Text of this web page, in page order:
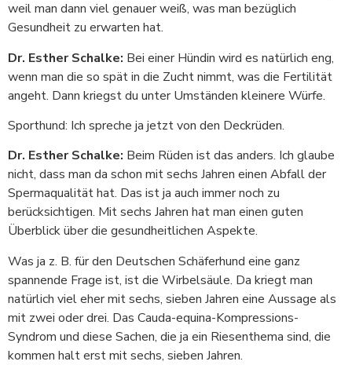
weil man dann viel genauer weiß, was man bezüglich
Gesundheit zu erwarten hat.
Dr. Esther Schalke: Bei einer Hündin wird es natürlich eng,
wenn man die so spät in die Zucht nimmt, was die Fertilität
angeht. Dann kriegst du unter Umständen kleinere Würfe.
Sporthund: Ich spreche ja jetzt von den Deckrüden.
Dr. Esther Schalke: Beim Rüden ist das anders. Ich glaube
nicht, dass man da schon mit sechs Jahren einen Abfall der
Spermaqualität hat. Das ist ja auch immer noch zu
berücksichtigen. Mit sechs Jahren hat man einen guten
Überblick über die gesundheitlichen Aspekte.
Was ja z. B. für den Deutschen Schäferhund eine ganz
spannende Frage ist, ist die Wirbelsäule. Da kriegt man
natürlich viel eher mit sechs, sieben Jahren eine Aussage als
mit zwei oder drei. Das Cauda-equina-Kompressions-
Syndrom und diese Sachen, die ja ein Riesenthema sind, die
kommen halt erst mit sechs, sieben Jahren.